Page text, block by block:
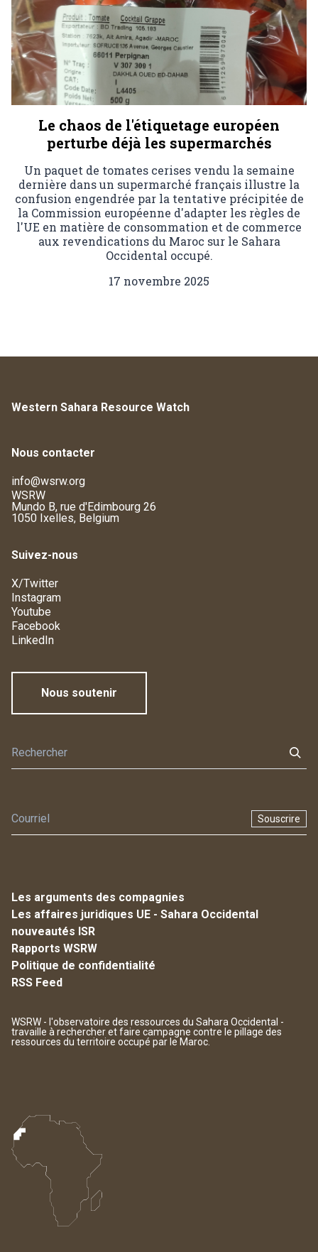
Le chaos de l'étiquetage européen
perturbe déjà les supermarchés
Un paquet de tomates cerises vendu la semaine
dernière dans un supermarché français illustre la
confusion engendrée par la tentative précipitée de
la Commission européenne d'adapter les règles de
l'UE en matière de consommation et de commerce
aux revendications du Maroc sur le Sahara
Occidental occupé.
17 novembre 2025
Western Sahara Resource Watch
Nous contacter
info@wsrw.org
WSRW
Mundo B, rue d'Edimbourg 26
1050 Ixelles, Belgium
Suivez-nous
X/Twitter
Instagram
Youtube
Facebook
LinkedIn
Nous soutenir
Souscrire
Les arguments des compagnies
Les affaires juridiques UE - Sahara Occidental
nouveautés ISR
Rapports WSRW
Politique de confidentialité
RSS Feed
WSRW - l'observatoire des ressources du Sahara Occidental -
travaille à rechercher et faire campagne contre le pillage des
ressources du territoire occupé par le Maroc.